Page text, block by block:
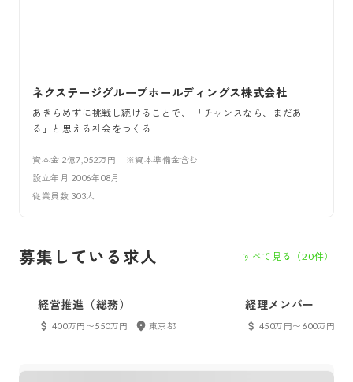
ネクステージグループホールディングス株式会社
あきらめずに挑戦し続けることで、 「チャンスなら、まだあ
る」と思える社会をつくる
資本金 2億7,052万円 ※資本準備金含む
設立年月 2006年08月
従業員数 303人
募集している求人 すべて見る（20件）
経営推進（総務）
400万円〜550万円 東京都
経理メンバー
450万円〜600万円